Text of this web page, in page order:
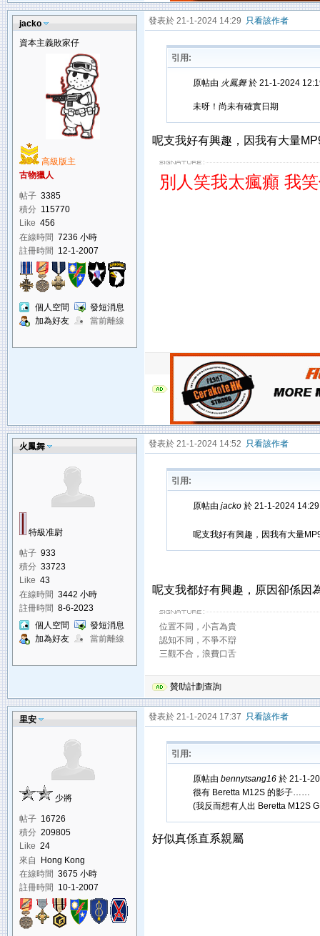
jacko
資本主義敗家仔
高級版主
古物獵人
帖子 3385
積分 115770
Like 456
在線時間 7236 小時
註冊時間 12-1-2007
個人空間
發短消息
加為好友
當前離線
發表於 21-1-2024 14:29 只看該作者
引用:
原帖由 火鳳舞於 21-1-2024
未呀！尚未有確實日期
呢支我好有興趣，因我有大量
別人笑我太瘋癲 我
火鳳舞
特級准尉
帖子 933
積分 33723
Like 43
在線時間 3442 小時
註冊時間 8-6-2023
個人空間
發短消息
加為好友
當前離線
發表於 21-1-2024 14:52 只看該作者
引用:
原帖由 jacko於 21-1-2024
呢支我好有興趣，因我有大量
呢支我都好有興趣，原因卻係因
位置不同，小言為貴
認知不同，不爭不辯
三觀不合，浪費口舌
贊助計劃查詢
里安
少將
帖子 16726
積分 209805
Like 24
來自
Hong Kong
在線時間 3675 小時
註冊時間
10-1-2007
發表於 21-1-2024 17:37 只看該作者
引用:
原帖由 bennytsang16於 21-1-
很有 Beretta M12S 的影子……
(我反而想有人出 Beretta M12S
好似真係直系親屬